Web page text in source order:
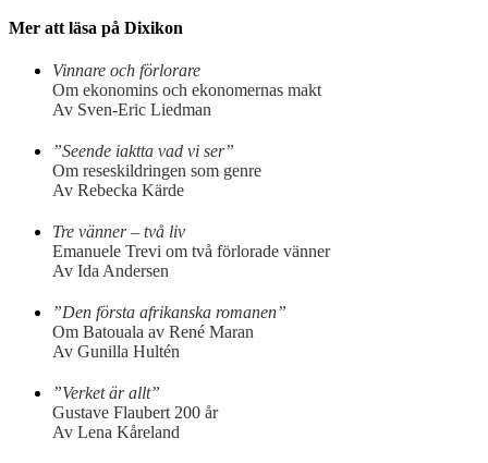
Mer att läsa på Dixikon
Vinnare och förlorare
Om ekonomins och ekonomernas makt
Av Sven-Eric Liedman
”Seende iaktta vad vi ser”
Om reseskildringen som genre
Av Rebecka Kärde
Tre vänner – två liv
Emanuele Trevi om två förlorade vänner
Av Ida Andersen
”Den första afrikanska romanen”
Om Batouala av René Maran
Av Gunilla Hultén
”Verket är allt”
Gustave Flaubert 200 år
Av Lena Kåreland